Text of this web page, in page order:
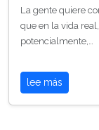
La gente quiere
que en la vida
potencialmente,…
lee más